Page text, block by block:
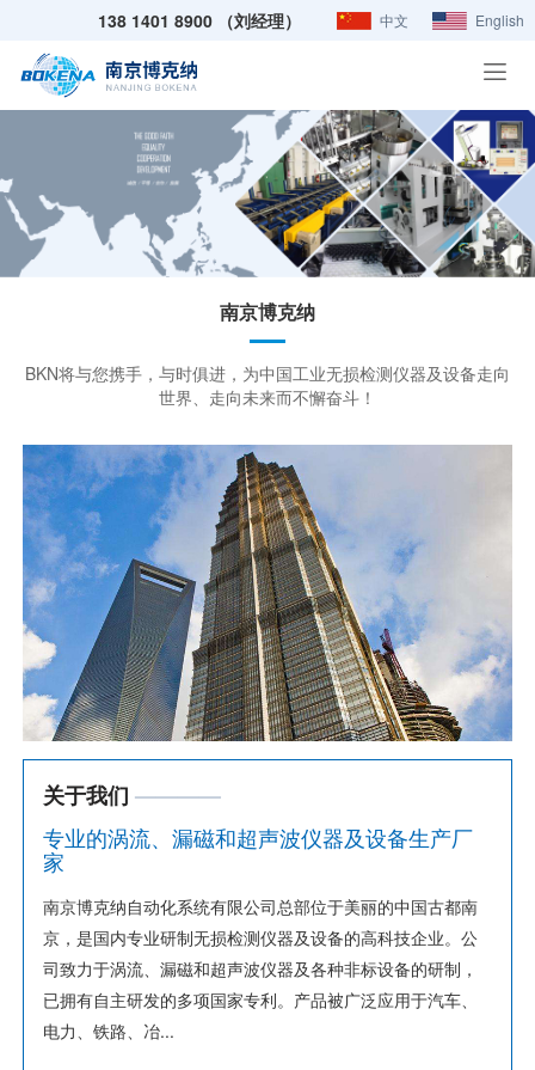
English
中文
138 1401 8900 （刘经理）
南京博克纳
BKN将与您携手，与时俱进，为中国工业无损检测仪器及设备走向
世界、走向未来而不懈奋斗！
关于我们————
专业的涡流、漏磁和超声波仪器及设备生产厂
家
南京博克纳自动化系统有限公司总部位于美丽的中国古都南
京，是国内专业研制无损检测仪器及设备的高科技企业。公
司致力于涡流、漏磁和超声波仪器及各种非标设备的研制，
已拥有自主研发的多项国家专利。产品被广泛应用于汽车、
电力、铁路、冶...